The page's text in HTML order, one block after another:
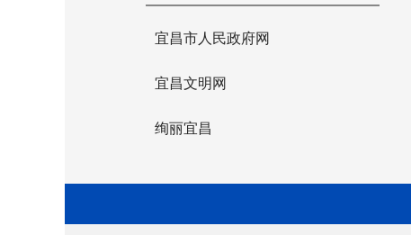
宜昌市人民政府网
宜昌文明网
绚丽宜昌